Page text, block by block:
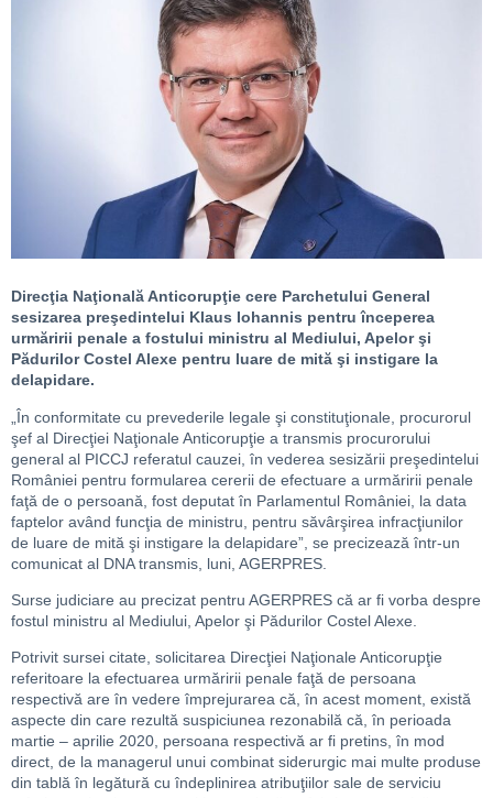
Direcţia Naţională Anticorupţie cere Parchetului General
sesizarea preşedintelui Klaus Iohannis pentru începerea
urmăririi penale a fostului ministru al Mediului, Apelor şi
Pădurilor Costel Alexe pentru luare de mită şi instigare la
delapidare.
„În conformitate cu prevederile legale şi constituţionale, procurorul
şef al Direcţiei Naţionale Anticorupţie a transmis procurorului
general al PICCJ referatul cauzei, în vederea sesizării preşedintelui
României pentru formularea cererii de efectuare a urmăririi penale
faţă de o persoană, fost deputat în Parlamentul României, la data
faptelor având funcţia de ministru, pentru săvârşirea infracţiunilor
de luare de mită şi instigare la delapidare”, se precizează într-un
comunicat al DNA transmis, luni, AGERPRES.
Surse judiciare au precizat pentru AGERPRES că ar fi vorba despre
fostul ministru al Mediului, Apelor şi Pădurilor Costel Alexe.
Potrivit sursei citate, solicitarea Direcţiei Naţionale Anticorupţie
referitoare la efectuarea urmăririi penale faţă de persoana
respectivă are în vedere împrejurarea că, în acest moment, există
aspecte din care rezultă suspiciunea rezonabilă că, în perioada
martie – aprilie 2020, persoana respectivă ar fi pretins, în mod
direct, de la managerul unui combinat siderurgic mai multe produse
din tablă în legătură cu îndeplinirea atribuţiilor sale de serviciu